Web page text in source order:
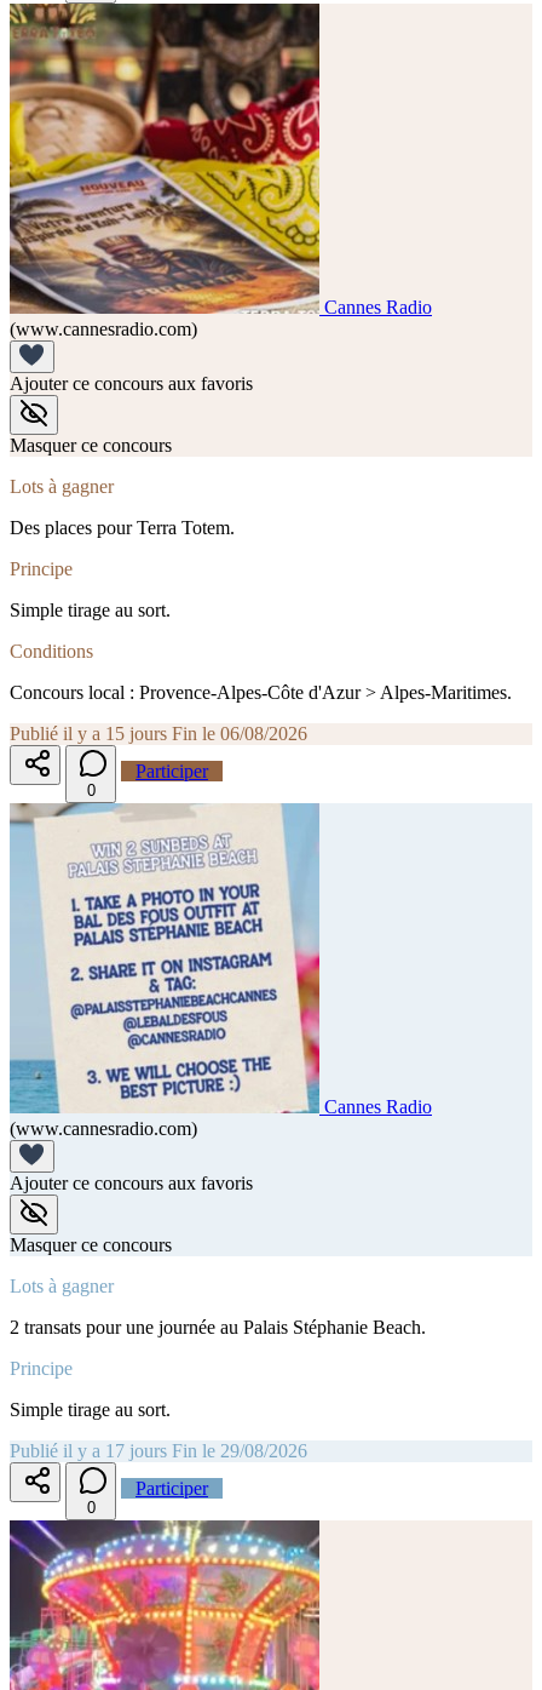
Cannes Radio
(www.cannesradio.com)
Ajouter ce concours aux favoris
Masquer ce concours
Lots à gagner
Des places pour Terra Totem.
Principe
Simple tirage au sort.
Conditions
Concours local : Provence-Alpes-Côte d'Azur > Alpes-Maritimes.
Publié il y a 15 jours Fin le 06/08/2026
0
Participer
Cannes Radio
(www.cannesradio.com)
Ajouter ce concours aux favoris
Masquer ce concours
Lots à gagner
2 transats pour une journée au Palais Stéphanie Beach.
Principe
Simple tirage au sort.
Publié il y a 17 jours Fin le 29/08/2026
0
Participer